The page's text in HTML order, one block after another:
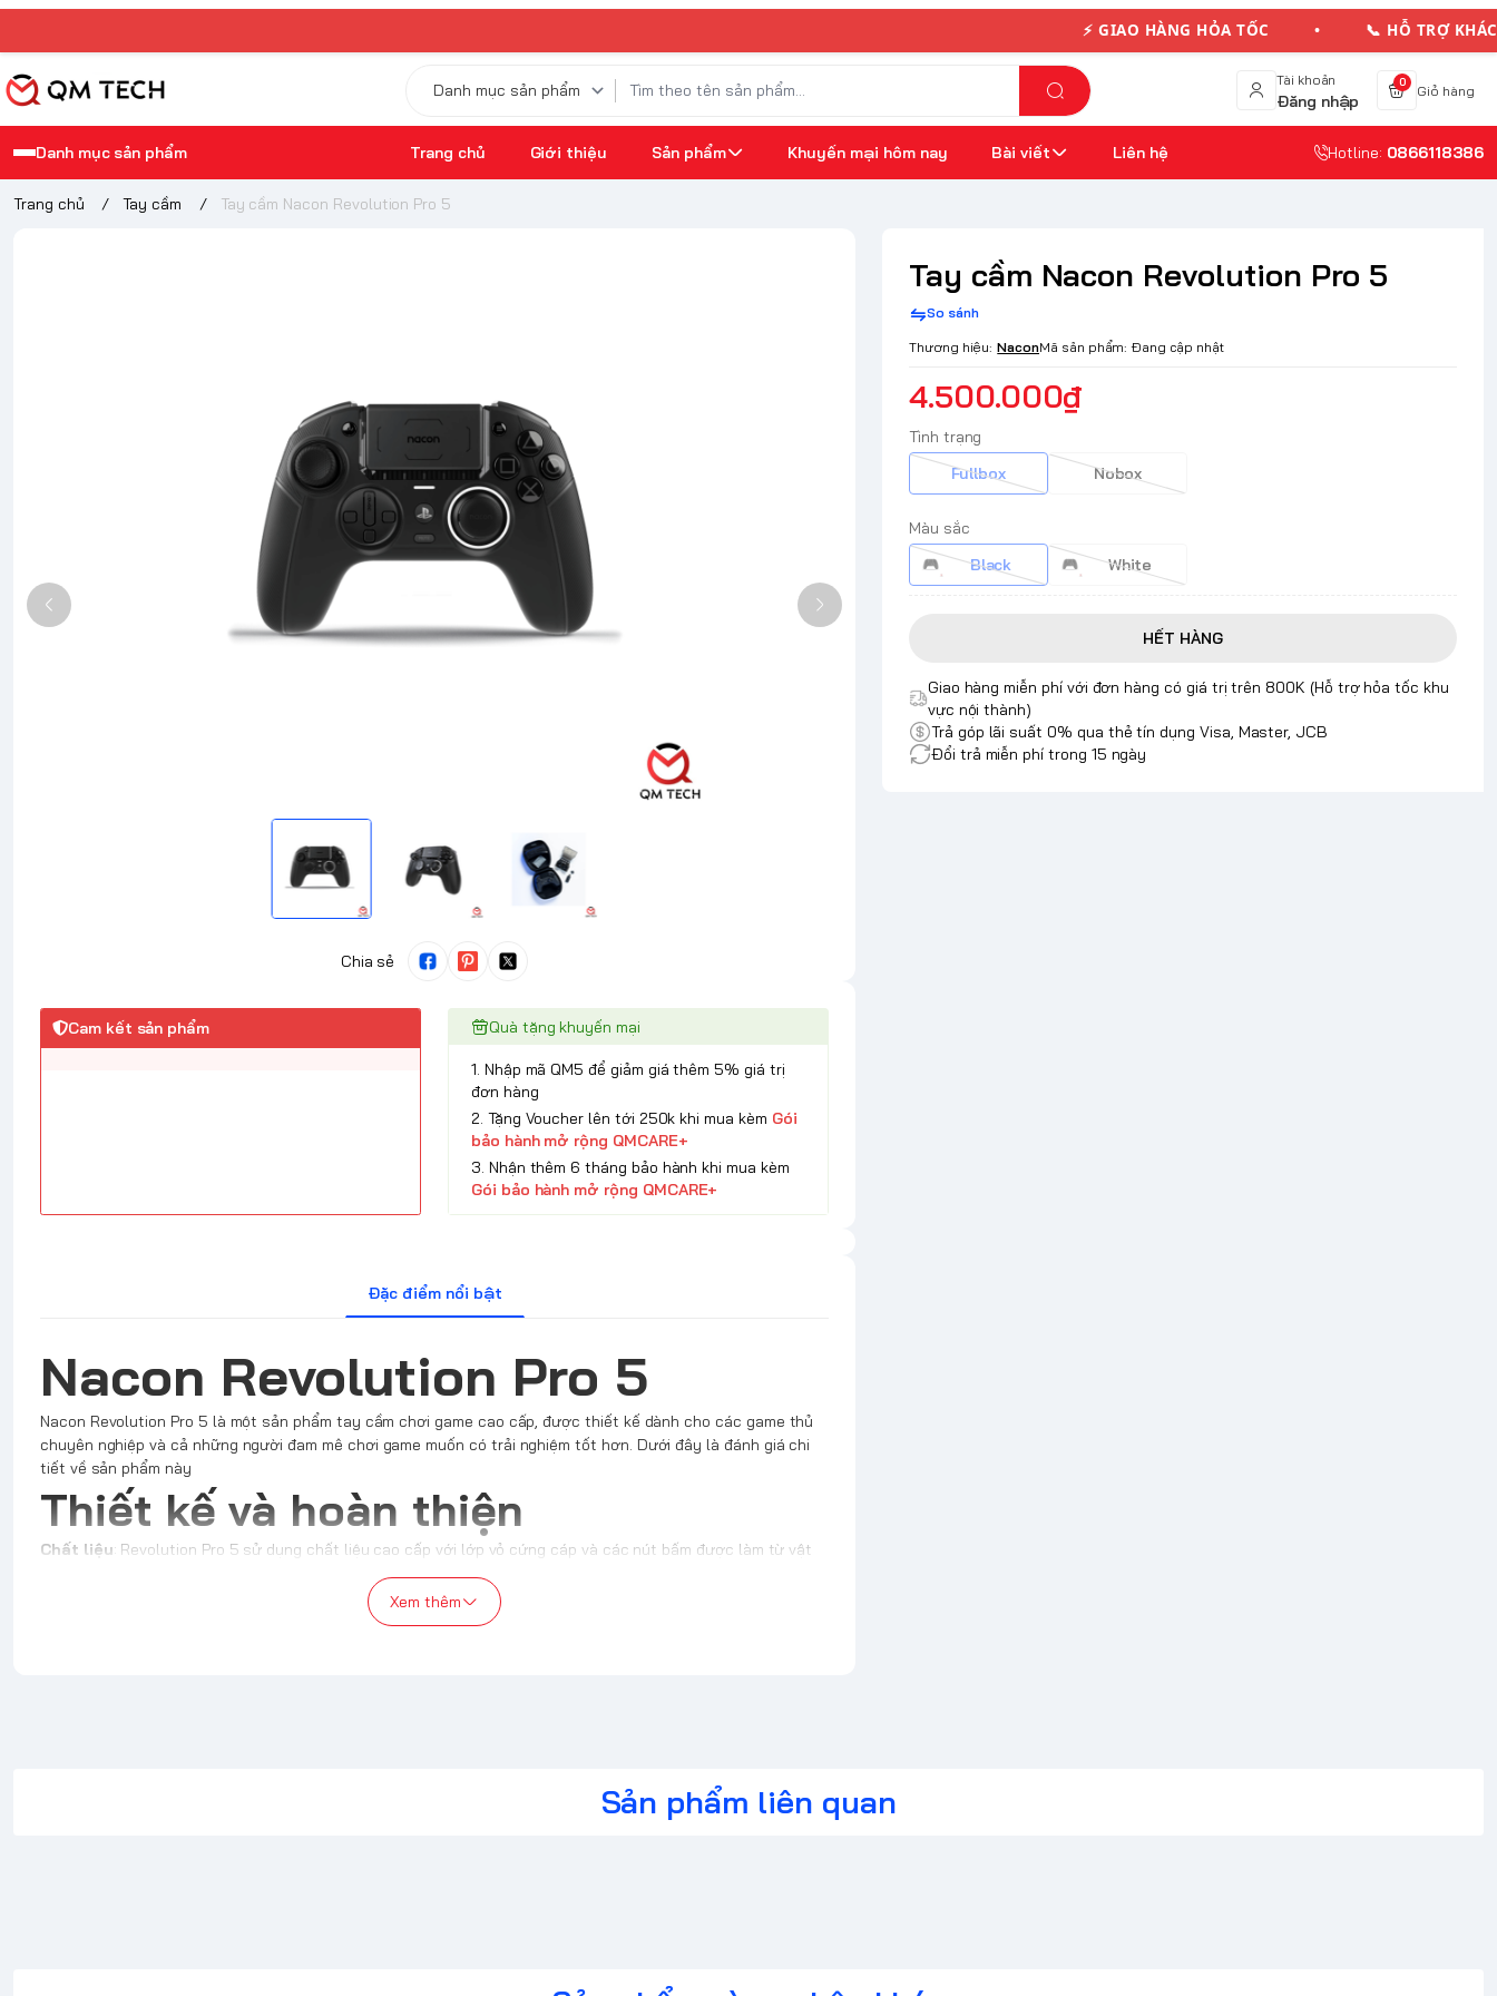
⚡ GIAO HÀNG HỎA TỐC • 📞 HỖ TRỢ
Tài khoản
Đăng nhập
0
Giỏ hàng
Danh mục sản phẩm Trang chủ Giới thiệu Sản phẩm Khuyến mại hôm nay Bài viết Liên hệ Hotline: 0866118386
Trang chủ / Tay cầm / Tay cầm Nacon Revolution Pro 5
Chia sẻ
Tay cầm Nacon Revolution Pro 5
So sánh
Thương hiệu: NaconMã sản phẩm: Đang cập nhật
4.500.000₫
Tình trạng
Fullbox
Nobox
Màu sắc
Black
White
HẾT HÀNG
Giao hàng miễn phí với đơn hàng có giá trị trên 800K (Hỗ trợ hỏa tốc khu
vực nội thành)
Trả góp lãi suất 0% qua thẻ tín dụng Visa, Master, JCB
Đổi trả miễn phí trong 15 ngày
Cam kết sản phẩm Quà tặng khuyến mại
1. Nhập mã QM5 để giảm giá thêm 5% giá trị
đơn hàng
2. Tặng Voucher lên tới 250k khi mua kèm Gói
bảo hành mở rộng QMCARE+
3. Nhận thêm 6 tháng bảo hành khi mua kèm
Gói bảo hành mở rộng QMCARE+
Đặc điểm nổi bật
Nacon Revolution Pro 5
Nacon Revolution Pro 5 là một sản phẩm tay cầm chơi game cao cấp, được thiết kế dành cho các game thủ
chuyên nghiệp và cả những người đam mê chơi game muốn có trải nghiệm tốt hơn. Dưới đây là đánh giá chi
tiết về sản phẩm này
Thiết kế và hoàn thiện
Chất liệu: Revolution Pro 5 sử dụng chất liệu cao cấp với lớp vỏ cứng cáp và các nút bấm được làm từ vật
liệu có độ bền cao, mang lại cảm giác chắc chắn và thoải mái khi cầm nắm trong thời gian dài.
: Thiết kế của tay cầm có tính tiện dụng rất cao, với các phần tay nắm được bo tròn và phủ cao
: Nacon Revolution Pro 5 được trang bị các thanh analog chất lượng cao, độ nhạy tốt và có
thể điều chỉnh được độ nặng để phù hợp với phong cách chơi của từng người. Khả năng điều khiển chính xác
Xem thêm
Sản phẩm liên quan